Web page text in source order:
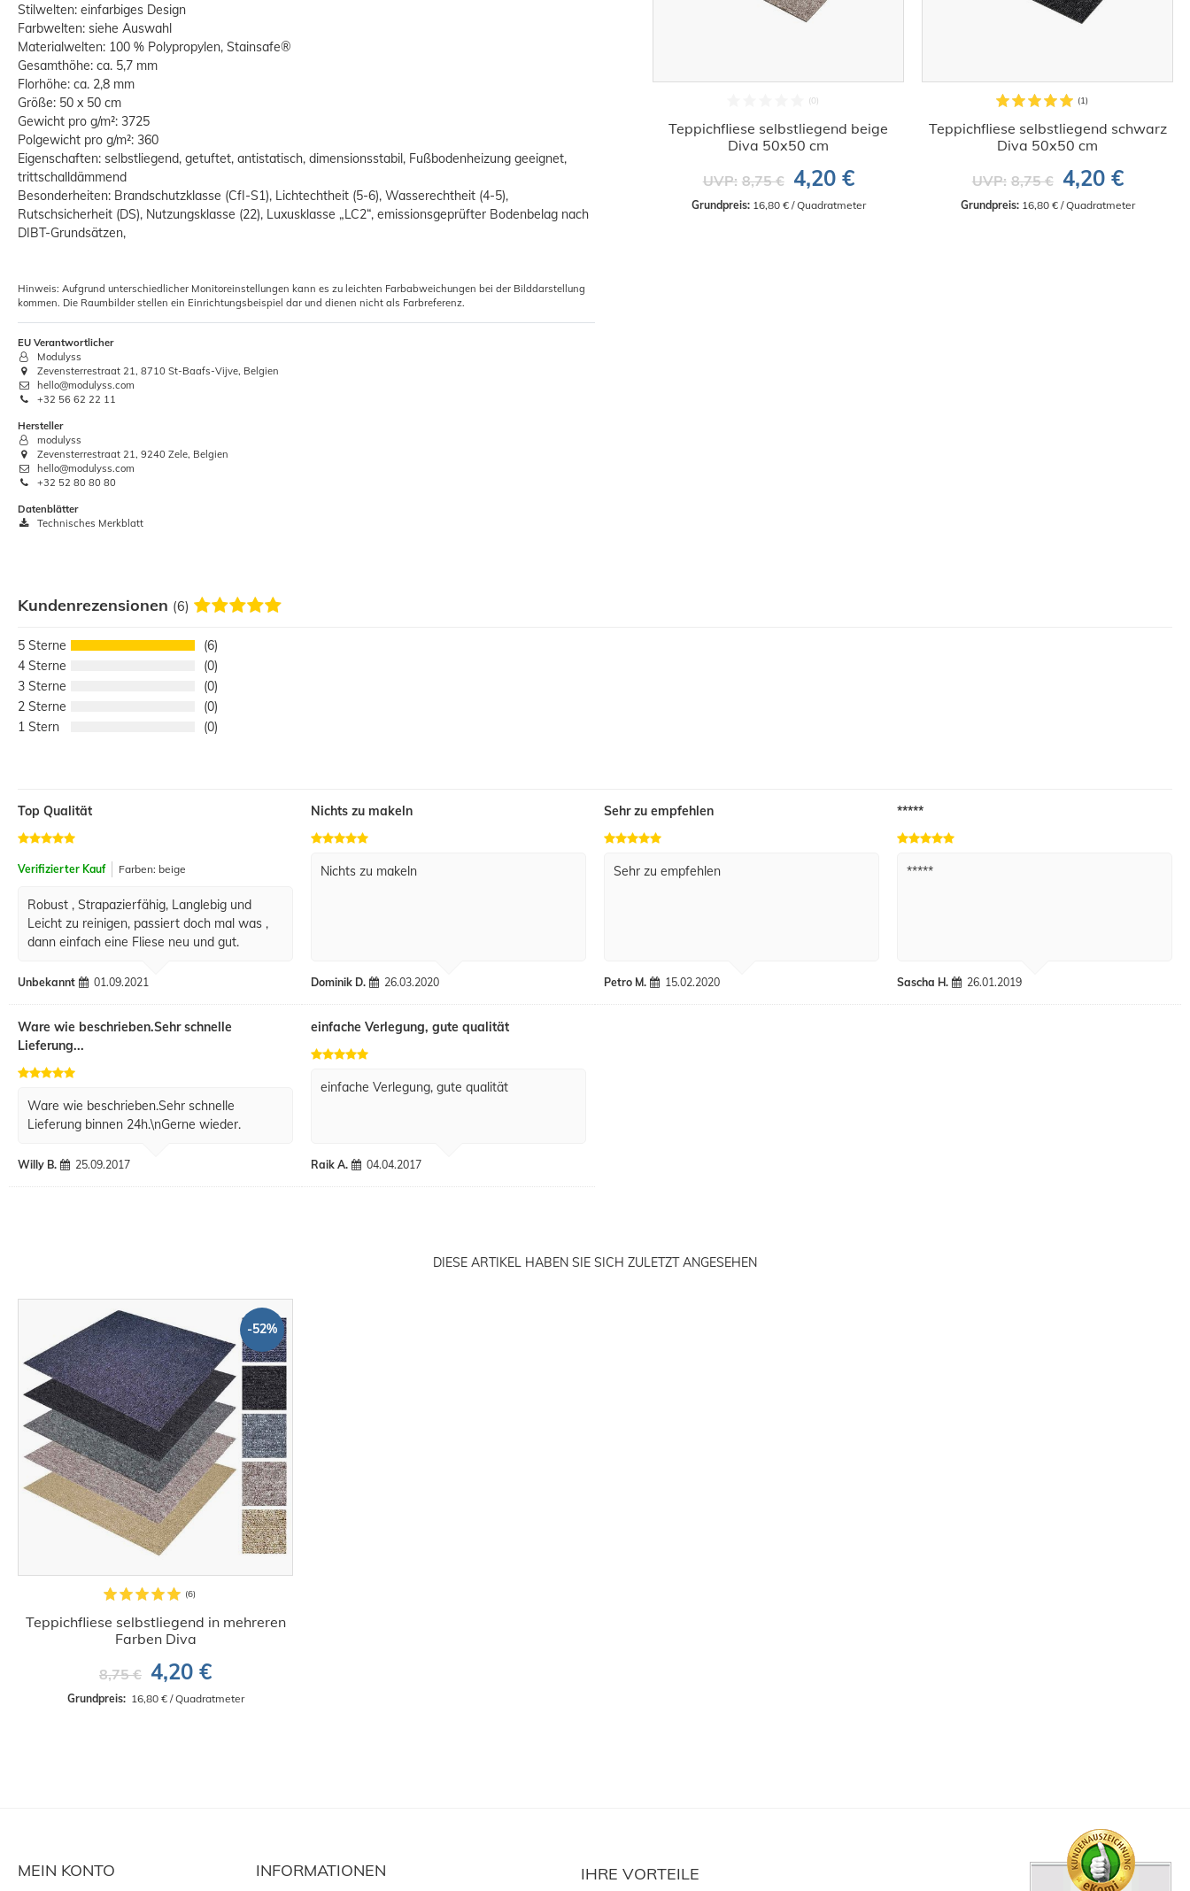
Stilwelten: einfarbiges Design
Farbwelten: siehe Auswahl
Materialwelten: 100 % Polypropylen, Stainsafe®
Gesamthöhe: ca. 5,7 mm
Florhöhe: ca. 2,8 mm
Größe: 50 x 50 cm
Gewicht pro g/m²: 3725
Polgewicht pro g/m²: 360
Eigenschaften: selbstliegend, getuftet, antistatisch, dimensionsstabil, Fußbodenheizung geeignet,
trittschalldämmend
Besonderheiten: Brandschutzklasse (CfI-S1), Lichtechtheit (5-6), Wasserechtheit (4-5),
Rutschsicherheit (DS), Nutzungsklasse (22), Luxusklasse „LC2“, emissionsgeprüfter Bodenbelag nach
DIBT-Grundsätzen,
Hinweis: Aufgrund unterschiedlicher Monitoreinstellungen kann es zu leichten Farbabweichungen bei der Bilddarstellung
kommen. Die Raumbilder stellen ein Einrichtungsbeispiel dar und dienen nicht als Farbreferenz.
EU Verantwortlicher
Modulyss
Zevensterrestraat 21, 8710 St-Baafs-Vijve, Belgien
hello@modulyss.com
+32 56 62 22 11
Hersteller
modulyss
Zevensterrestraat 21, 9240 Zele, Belgien
hello@modulyss.com
+32 52 80 80 80
Datenblätter
Technisches Merkblatt
Teppichfliese selbstliegend beige
Diva 50x50 cm
UVP: 8,75 € 4,20 €
Grundpreis: 16,80 € / Quadratmeter
Teppichfliese selbstliegend schwarz
Diva 50x50 cm
UVP: 8,75 € 4,20 €
Grundpreis: 16,80 € / Quadratmeter
Kundenrezensionen (6)
5
6
4
0
3
0
2
0
1
0
Top Qualität
Verifizierter Kauf Farben: beige
Robust , Strapazierfähig, Langlebig und
Leicht zu reinigen, passiert doch mal was ,
dann einfach eine Fliese neu und gut.
Unbekannt 01.09.2021
Nichts zu makeln
Nichts zu makeln
Dominik D. 26.03.2020
Sehr zu empfehlen
Sehr zu empfehlen
Petro M. 15.02.2020
*****
*****
Sascha H. 26.01.2019
Ware wie beschrieben.Sehr schnelle
Lieferung...
Ware wie beschrieben.Sehr schnelle
Lieferung binnen 24h.\nGerne wieder.
Willy B. 25.09.2017
einfache Verlegung, gute qualität
einfache Verlegung, gute qualität
Raik A. 04.04.2017
DIESE ARTIKEL HABEN SIE SICH ZULETZT ANGESEHEN
-52%
Teppichfliese selbstliegend in mehreren
Farben Diva
8,75 € 4,20 €
Grundpreis: 16,80 € / Quadratmeter
IHRE VORTEILE
MEIN KONTO INFORMATIONEN